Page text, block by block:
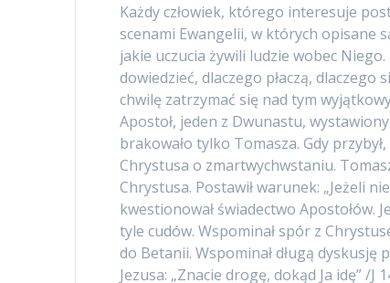
Każdy człowiek, którego interesuje
scenami Ewangelii, w których opisane
jakie uczucia żywili ludzie wobec
dowiedzieć, dlaczego płaczą,
chwilę zatrzymać się nad tym
Apostoł, jeden z Dwunastu,
brakowało tylko Tomasza. Gdy
Chrystusa o zmartwychwstaniu.
Chrystusa. Postawił warunek: „Jeżeli
kwestionował świadectwo Apostołów.
tyle cudów. Wspominał spór z
do Betanii. Wspominał długą
Jezusa: „Znacie drogę, dokąd Ja idę” /